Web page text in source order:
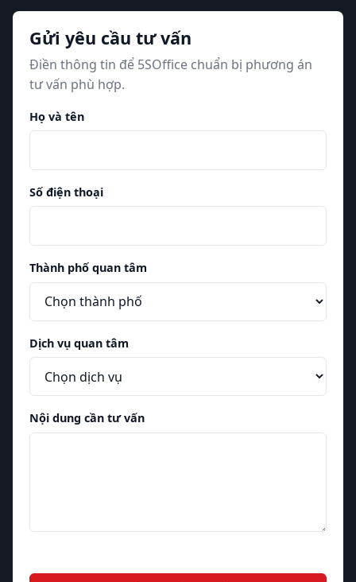
Gửi yêu cầu tư vấn
Điền thông tin để 5SOffice chuẩn bị phương án
tư vấn phù hợp.
Họ và tên
Số điện thoại
Thành phố quan tâm
Dịch vụ quan tâm
Nội dung cần tư vấn